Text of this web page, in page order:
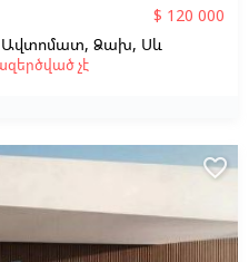
$ 120 000
Ավտոմատ, Ձախ, Սև
չէ
favorite_border